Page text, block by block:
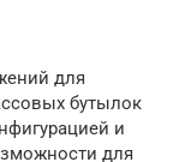
для
бутылок
и
для